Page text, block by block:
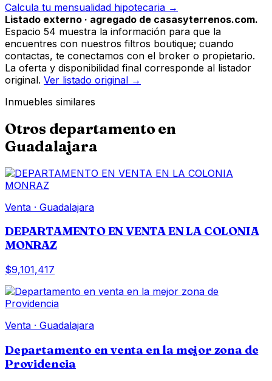
Calcula tu mensualidad hipotecaria →
Listado externo · agregado de casasyterrenos.com.
Espacio 54 muestra la información para que la
encuentres con nuestros filtros boutique; cuando
contactas, te conectamos con el broker o propietario.
La oferta y disponibilidad final corresponde al listador
original. Ver listado original →
Inmuebles similares
Otros departamentoen
Guadalajara
Venta · Guadalajara
DEPARTAMENTO EN VENTA EN LA COLONIA
MONRAZ
$9,101,417
Venta · Guadalajara
Departamento en venta en la mejor zona de
Providencia